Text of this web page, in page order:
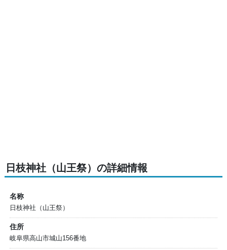
日枝神社（山王祭）の詳細情報
名称
日枝神社（山王祭）
住所
岐阜県高山市城山156番地